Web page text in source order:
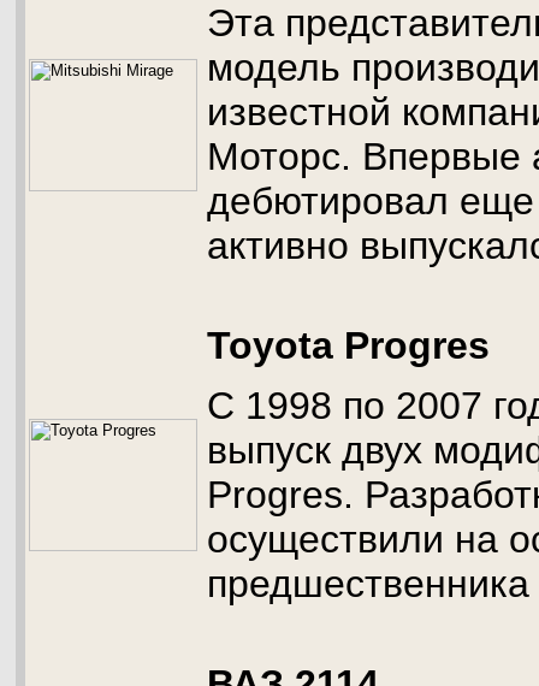
Эта
модель
известной
Моторс. Впервые
дебютировал еще
активно
Toyota Progres
С 1998 по 2007
выпуск двух
Progres.
осуществили на